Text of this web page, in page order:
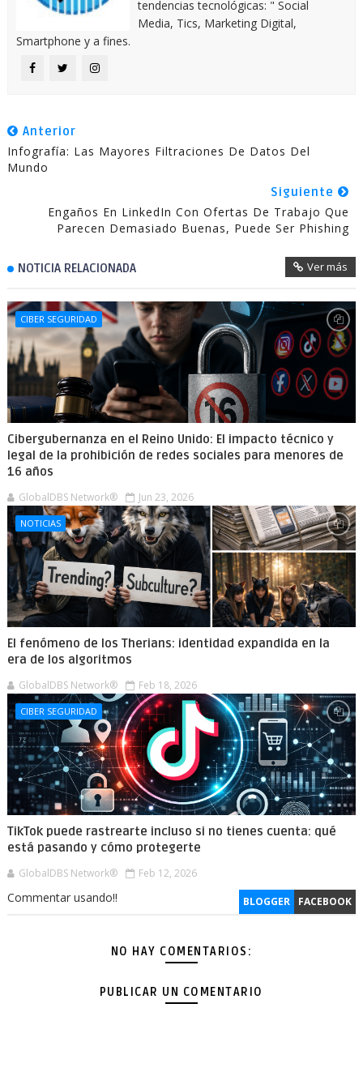
tendencias tecnológicas: " Social
Media, Tics, Marketing Digital,
Smartphone y a fines.
Anterior
Infografía: Las Mayores Filtraciones De Datos Del
Mundo
Siguiente
Engaños En LinkedIn Con Ofertas De Trabajo Que
Parecen Demasiado Buenas, Puede Ser Phishing
NOTICIA RELACIONADA Ver más
CIBER SEGURIDAD
Cibergubernanza en el Reino Unido: El impacto técnico y
legal de la prohibición de redes sociales para menores de
16 años
GlobalDBS Network® Jun 23, 2026
NOTICIAS
El fenómeno de los Therians: identidad expandida en la
era de los algoritmos
GlobalDBS Network® Feb 18, 2026
CIBER SEGURIDAD
TikTok puede rastrearte incluso si no tienes cuenta: qué
está pasando y cómo protegerte
GlobalDBS Network® Feb 12, 2026
BLOGGER FACEBOOK
Commentar usando!!
NO HAY COMENTARIOS:
PUBLICAR UN COMENTARIO